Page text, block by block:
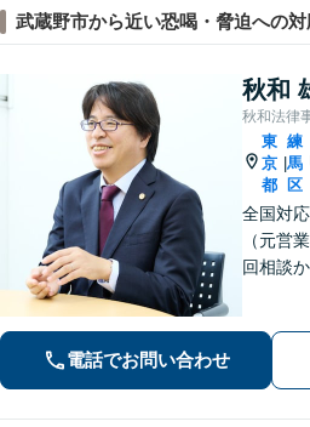
武蔵野市から近い恐喝・脅迫への
秋和
秋和法律
東
京
都
練
馬
区
全国対
（元営
回相談
法の道
をして
電話でお問い合わせ